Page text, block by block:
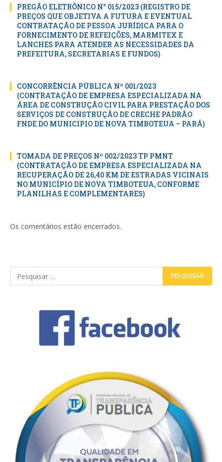
PREGÃO ELETRÔNICO N° 015/2023 (REGISTRO DE
PREÇOS QUE OBJETIVA A FUTURA E EVENTUAL
CONTRATAÇÃO DE PESSOA JURÍDICA PARA O
FORNECIMENTO DE REFEIÇÕES, MARMITEX E
LANCHES PARA ATENDER AS NECESSIDADES DA
PREFEITURA, SECRETARIAS E FUNDOS)
CONCORRÊNCIA PÚBLICA Nº 001/2023
(CONTRATAÇÃO DE EMPRESA ESPECIALIZADA NA
ÁREA DE CONSTRUÇÃO CIVIL PARA PRESTAÇÃO DOS
SERVIÇOS DE CONSTRUÇÃO DE CRECHE PADRÃO
FNDE DO MUNICIPIO DE NOVA TIMBOTEUA – PARÁ)
TOMADA DE PREÇOS Nº 002/2023 TP PMNT
(CONTRATAÇÃO DE EMPRESA ESPECIALIZADA NA
RECUPERAÇÃO DE 26,40 KM DE ESTRADAS VICINAIS
NO MUNICÍPIO DE NOVA TIMBOTEUA, CONFORME
PLANILHAS E COMPLEMENTARES)
Os comentários estão encerrados.